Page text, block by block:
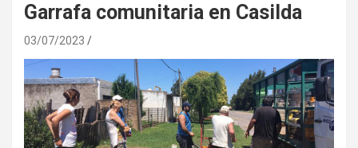
Garrafa comunitaria en Casilda
03/07/2023